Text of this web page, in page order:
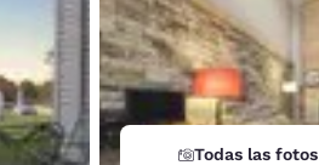
Todas las fotos